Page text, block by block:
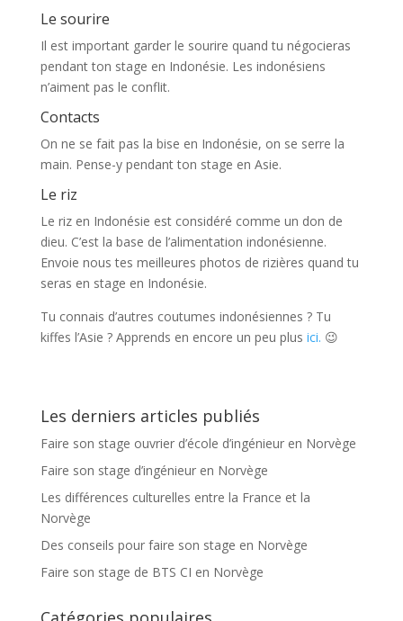
Le sourire
Il est important garder le sourire quand tu négocieras
pendant ton stage en Indonésie. Les indonésiens
n’aiment pas le conflit.
Contacts
On ne se fait pas la bise en Indonésie, on se serre la
main. Pense-y pendant ton stage en Asie.
Le riz
Le riz en Indonésie est considéré comme un don de
dieu. C’est la base de l’alimentation indonésienne.
Envoie nous tes meilleures photos de rizières quand tu
seras en stage en Indonésie.
Tu connais d’autres coutumes indonésiennes ? Tu
kiffes l’Asie ? Apprends en encore un peu plus ici. 😉
Les derniers articles publiés
Faire son stage ouvrier d’école d’ingénieur en Norvège
Faire son stage d’ingénieur en Norvège
Les différences culturelles entre la France et la
Norvège
Des conseils pour faire son stage en Norvège
Faire son stage de BTS CI en Norvège